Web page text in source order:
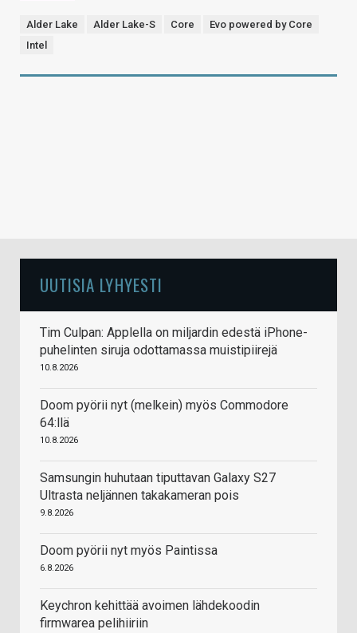
Alder Lake Alder Lake-S Core
Evo powered by Core
Intel
UUTISIA LYHYESTI
Tim Culpan: Applella on miljardin edestä iPhone-
puhelinten siruja odottamassa muistipiirejä
10.8.2026
Doom pyörii nyt (melkein) myös Commodore
64:llä
10.8.2026
Samsungin huhutaan tiputtavan Galaxy S27
Ultrasta neljännen takakameran pois
9.8.2026
Doom pyörii nyt myös Paintissa
6.8.2026
Keychron kehittää avoimen lähdekoodin
firmwarea pelihiiriin